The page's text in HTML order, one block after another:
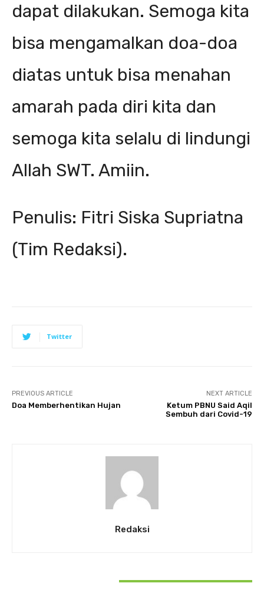
dapat dilakukan. Semoga kita
bisa mengamalkan doa-doa
diatas untuk bisa menahan
amarah pada diri kita dan
semoga kita selalu di lindungi
Allah SWT. Amiin.
Penulis: Fitri Siska Supriatna
(Tim Redaksi).
Twitter
PREVIOUS ARTICLE
Doa Memberhentikan Hujan
NEXT ARTICLE
Ketum PBNU Said Aqil
Sembuh dari Covid-19
Redaksi